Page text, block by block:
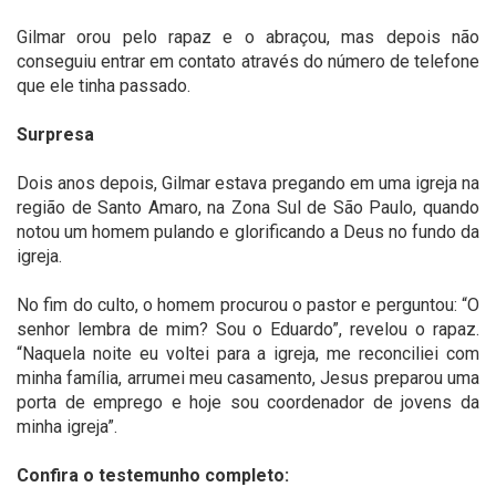
Gilmar orou pelo rapaz e o abraçou, mas depois não
conseguiu entrar em contato através do número de telefone
que ele tinha passado.
Surpresa
Dois anos depois, Gilmar estava pregando em uma igreja na
região de Santo Amaro, na Zona Sul de São Paulo, quando
notou um homem pulando e glorificando a Deus no fundo da
igreja.
No fim do culto, o homem procurou o pastor e perguntou: “O
senhor lembra de mim? Sou o Eduardo”, revelou o rapaz.
“Naquela noite eu voltei para a igreja, me reconciliei com
minha família, arrumei meu casamento, Jesus preparou uma
porta de emprego e hoje sou coordenador de jovens da
minha igreja”.
Confira o testemunho completo: